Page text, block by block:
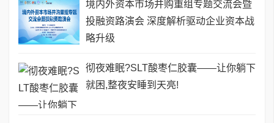
境内外资本市场并购重组专题交流会暨
投融资路演会 深度解析驱动企业资本战
略升级
彻夜难眠?SLT酸枣仁胶囊——让你躺下
就困,整夜安睡到天亮!